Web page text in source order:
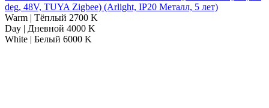
deg, 48V, TUYA Zigbee) (Arlight, IP20 Металл, 5 лет)
Warm | Тёплый 2700 K
Day | Дневной 4000 K
White | Белый 6000 K